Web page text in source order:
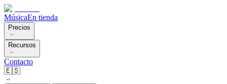
MúsicaEn tienda
Precios
Recursos
Contacto
🇪🇸